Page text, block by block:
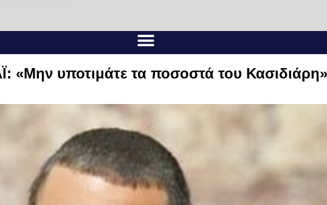
«Μην υποτιμάτε τα ποσοστά του Κασιδιάρη»